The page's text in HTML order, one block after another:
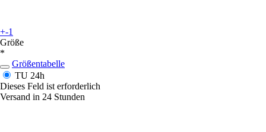
+-1
Größe
*
Größentabelle
TU 24h
Dieses Feld ist erforderlich
Versand in 24 Stunden